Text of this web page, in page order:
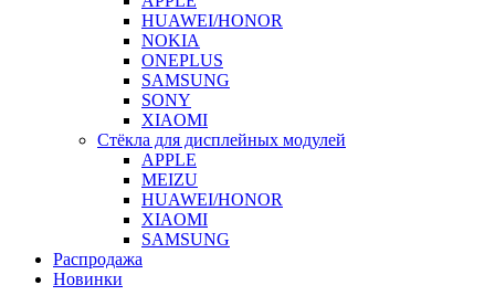
HUAWEI/HONOR
NOKIA
ONEPLUS
SAMSUNG
SONY
XIAOMI
Стёкла для дисплейных модулей
APPLE
MEIZU
HUAWEI/HONOR
XIAOMI
SAMSUNG
Распродажа
Новинки